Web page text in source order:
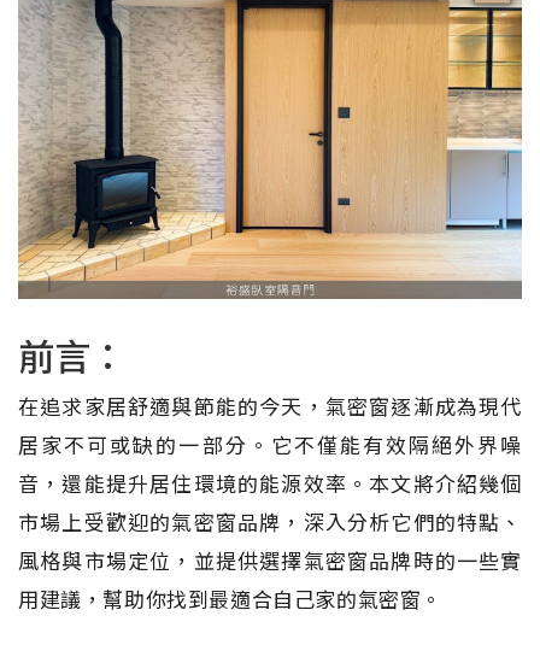
前言：
在追求家居舒適與節能的今天，氣密窗逐漸成為現代
居家不可或缺的一部分。它不僅能有效隔絕外界噪
音，還能提升居住環境的能源效率。本文將介紹幾個
市場上受歡迎的氣密窗品牌，深入分析它們的特點、
風格與市場定位，並提供選擇氣密窗品牌時的一些實
用建議，幫助你找到最適合自己家的氣密窗。